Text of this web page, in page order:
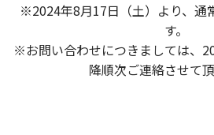
※2024年8月17日（土）より、通
す。
※お問い合わせにつきましては、
降順次ご連絡させて頂